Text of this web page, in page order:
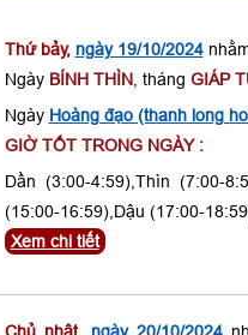
Thứ bảy, ngày 19/10/2024
Ngày BÍNH THÌN, tháng GIÁP
Ngày Hoàng đạo (thanh long
GIỜ TỐT TRONG NGÀY :
Dần (3:00-4:59),Thìn (7:00-
(15:00-16:59),Dậu (17:00-
Xem chi tiết